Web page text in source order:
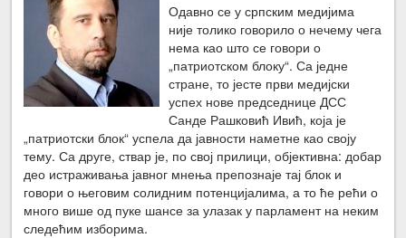
Одавно се у српским медијима
није толико говорило о нечему чега
нема као што се говори о
„патриотском блоку“. Са једне
стране, то јесте први медијски
успех нове председнице ДСС
Санде Рашковић Ивић, која је
„патриотски блок“ успела да јавности наметне као своју
тему. Са друге, ствар је, по свој прилици, објективна: добар
део истраживања јавног мнења препознаје тај блок и
говори о његовим солидним потенцијалима, а то ће рећи о
много више од пуке шансе за улазак у парламент на неким
следећим изборима.